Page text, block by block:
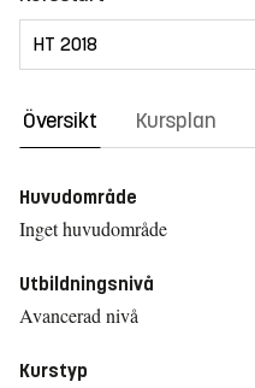
Översikt Kursplan
Huvudområde
Inget huvudområde
Utbildningsnivå
Avancerad nivå
Kurstyp